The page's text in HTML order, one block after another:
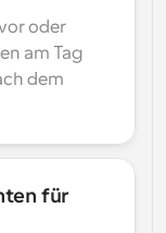
oder
am Tag
dem
für